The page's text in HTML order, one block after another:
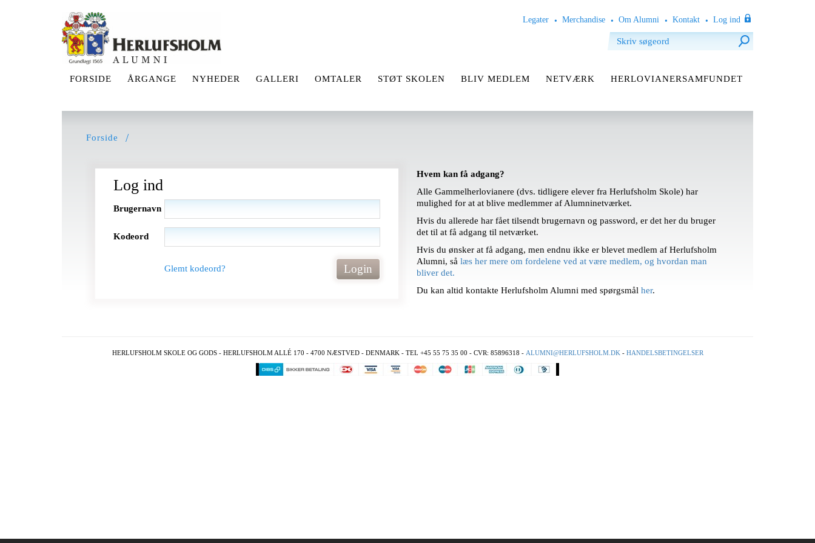
Legater Merchandise Om Alumni Kontakt Log ind
FORSIDE ÅRGANGE NYHEDER GALLERI OMTALER STØT SKOLEN BLIV MEDLEM NETVÆRK HERLOVIANERSAMFUNDET
Forside
Log ind
Brugernavn
Kodeord
Glemt kodeord? Login
Hvem kan få adgang?
Alle Gammelherlovianere (dvs. tidligere elever fra Herlufsholm Skole) har
mulighed for at at blive medlemmer af Alumninetværket.
Hvis du allerede har fået tilsendt brugernavn og password, er det her du bruger
det til at få adgang til netværket.
Hvis du ønsker at få adgang, men endnu ikke er blevet medlem af Herlufsholm
Alumni, så læs her mere om fordelene ved at være medlem, og hvordan man
bliver det.
Du kan altid kontakte Herlufsholm Alumni med spørgsmål her.
HERLUFSHOLM SKOLE OG GODS - HERLUFSHOLM ALLÉ 170 - 4700 NÆSTVED - DENMARK - TEL +45 55 75 35 00 - CVR: 85896318 - ALUMNI@HERLUFSHOLM.DK - HANDELSBETINGELSER